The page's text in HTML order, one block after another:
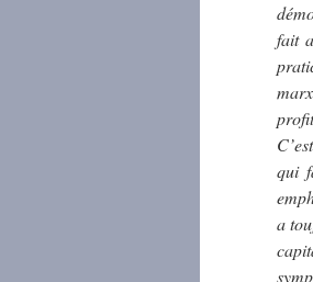
fait
qui
a